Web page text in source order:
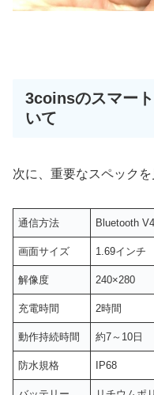
3coinsのスマー
いて
次に、重要なスペックを
通信方法 Bluetooth
画面サイズ 1.69インチ
解像度 240×280
充電時間 2時間
動作持続時間 約7～10日
防水規格 IP68